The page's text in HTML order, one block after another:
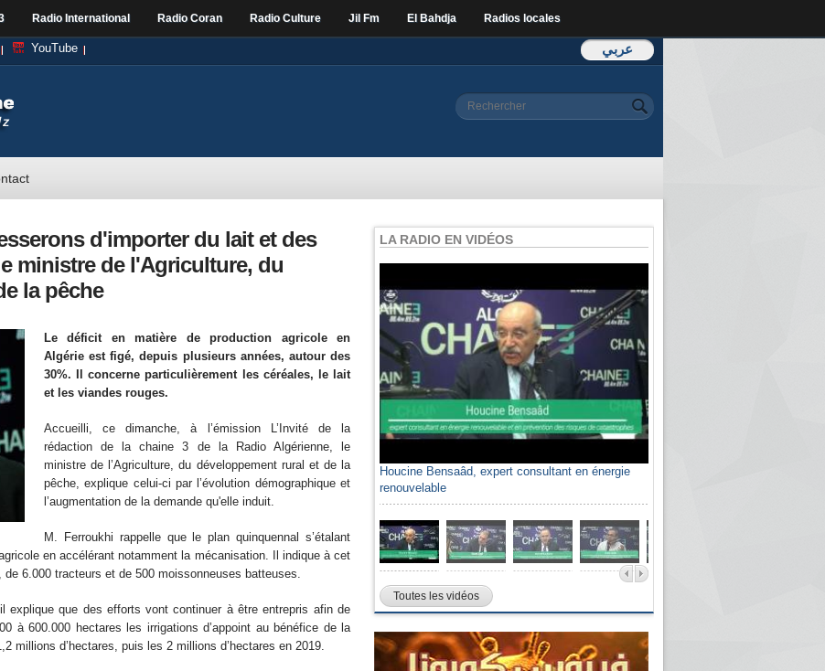
Radio International Radio Coran Radio Culture Jil Fm El Bahdja Radios locales
عربي YouTube
Formulaire de
Rechercher
d'importer du lait et des
ministre de l'Agriculture, du
la pêche
Le déficit en matière de production agricole en
Algérie est figé, depuis plusieurs années, autour des
30%. Il concerne particulièrement les céréales, le lait
et les viandes rouges.
Accueilli, ce dimanche, à l’émission L’Invité de la
rédaction de la chaine 3 de la Radio Algérienne, le
ministre de l’Agriculture, du développement rural et de la
pêche, explique celui-ci par l’évolution démographique et
l’augmentation de la demande qu'elle induit.
M. Ferroukhi rappelle que le plan quinquennal s’étalant
en accélérant notamment la mécanisation. Il indique à cet
6.000 tracteurs et de 500 moissonneuses batteuses.
explique que des efforts vont continuer à être entrepris afin de
à 600.000 hectares les irrigations d’appoint au bénéfice de la
millions d’hectares, puis les 2 millions d’hectares en 2019.
LA RADIO EN VIDÉOS
Houcine Bensaâd, expert consultant en énergie
renouvelable
Toutes les vidéos